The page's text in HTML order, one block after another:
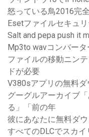
怒っている鳥2016完
Esetファイルセキュ
Salt and pepa push it
Mp3to wavコンバー
ファイルの移動ニン
ドが必要
V380sアプリの無料ダ
グーグルアーカイブ
る」「前の年
彼にあなたに無料ダ
すべてのDLCでスカ